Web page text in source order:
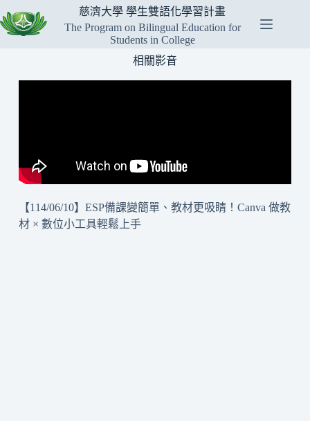
慈濟大學 學生雙語化學習計畫
The Program on Bilingual Education for
Students in College
相關影音
【114/06/10】ESP備課變簡單、教材更吸睛！Canva 做教
材 × 數位小工具輕鬆上手